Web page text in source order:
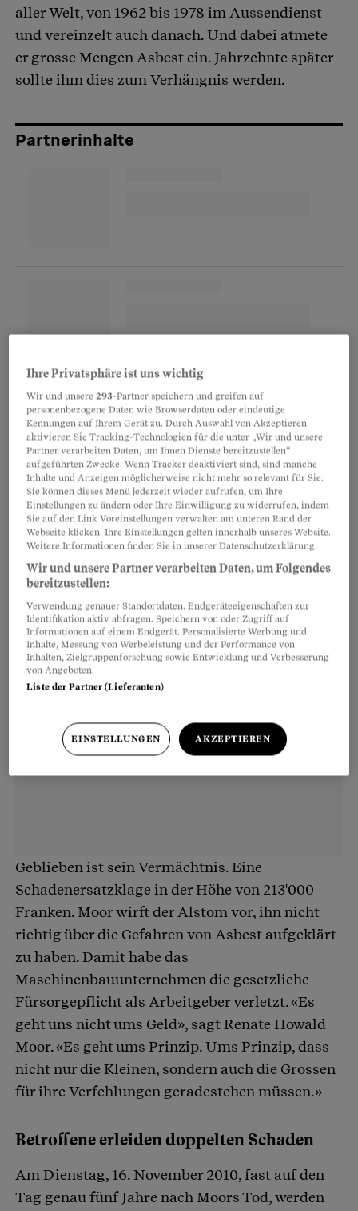
aller Welt, von 1962 bis 1978 im Aussendienst
und vereinzelt auch danach. Und dabei atmete
er grosse Mengen Asbest ein. Jahrzehnte später
sollte ihm dies zum Verhängnis werden.
Partnerinhalte
weinte», erinnert sich seine Witwe Renate
Howald Moor. «Und ich weinte mit.» Am 7. Mai
2004 hatte der Arzt bei Hans Moor ein
Pleuramesotheliom festgestellt. Das ist ein
unheilbarer Lungenkrebs, der klar auf Asbest
zurückzuführen ist. Die Atemnot nahm stetig
zu, zuletzt musste Moor rund um die Uhr
Sauerstoff aus der Flasche atmen und konnte
nicht mehr sprechen. «Er starb einen sehr
schmerzhaften Tod», sagt die Witwe.
Geblieben ist sein Vermächtnis. Eine
Schadenersatzklage in der Höhe von 213'000
Franken. Moor wirft der Alstom vor, ihn nicht
richtig über die Gefahren von Asbest aufgeklärt
zu haben. Damit habe das
Maschinenbauunternehmen die gesetzliche
Fürsorgepflicht als Arbeitgeber verletzt. «Es
geht uns nicht ums Geld», sagt Renate Howald
Moor. «Es geht ums Prinzip. Ums Prinzip, dass
nicht nur die Kleinen, sondern auch die Grossen
für ihre Verfehlungen geradestehen müssen.»
Betroffene erleiden doppelten Schaden
Am Dienstag, 16. November 2010, fast auf den
Tag genau fünf Jahre nach Moors Tod, werden
Ihre Privatsphäre ist uns wichtig
Wir und unsere293-Partner speichern und greifen auf
personenbezogene Daten wie Browserdaten oder eindeutige
Kennungen auf Ihrem Gerät zu. Durch Auswahl von Akzeptieren
aktivieren Sie Tracking-Technologien für die unter „Wir und unsere
Partner verarbeiten Daten, um Ihnen Dienste bereitzustellen“
aufgeführten Zwecke. Wenn Tracker deaktiviert sind, sind manche
Inhalte und Anzeigen möglicherweise nicht mehr so relevant für Sie.
Sie können dieses Menü jederzeit wieder aufrufen, um Ihre
Einstellungen zu ändern oder Ihre Einwilligung zu widerrufen, indem
Sie auf den Link Voreinstellungen verwalten am unteren Rand der
Webseite klicken. Ihre Einstellungen gelten innerhalb unseres Website.
Weitere Informationen finden Sie in unserer Datenschutzerklärung.
Wir und unsere Partner verarbeiten Daten, um Folgendes
bereitzustellen:
Verwendung genauer Standortdaten. Endgeräteeigenschaften zur
Identifikation aktiv abfragen. Speichern von oder Zugriff auf
Informationen auf einem Endgerät. Personalisierte Werbung und
Inhalte, Messung von Werbeleistung und der Performance von
Inhalten, Zielgruppenforschung sowie Entwicklung und Verbesserung
von Angeboten.
Liste der Partner (Lieferanten)
EINSTELLUNGEN AKZEPTIEREN